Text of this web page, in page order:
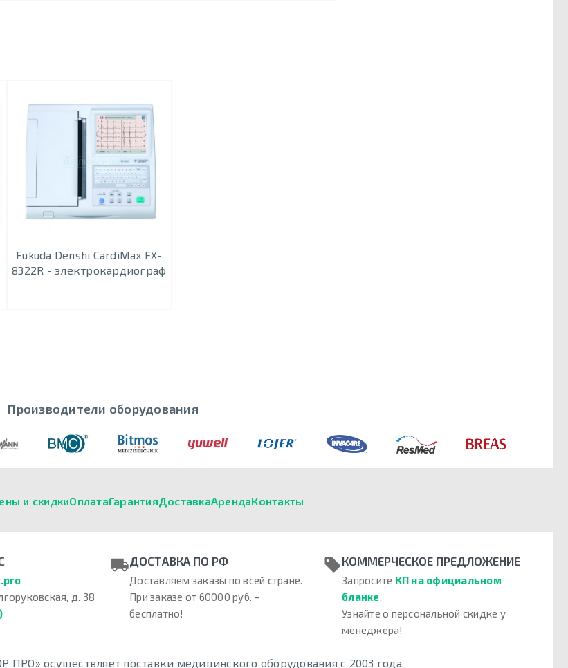
Fukuda Denshi CardiMax FX-
8322R - электрокардиограф
Производители оборудования
и скидкиОплатаГарантияДоставкаАрендаКонтакты
д. 38
ДОСТАВКА ПО РФ
Доставляем заказы по всей стране.
При заказе от 60000 руб. –
бесплатно!
КОММЕРЧЕСКОЕ ПРЕДЛОЖЕНИЕ
Запросите КП на официальном
бланке.
Узнайте о персональной скидке у
менеджера!
осуществляет поставки медицинского оборудования с 2003 года.